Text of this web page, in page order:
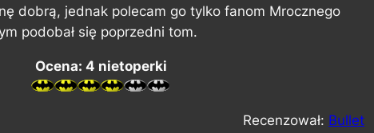
dobrą, jednak polecam go tylko fanom Mrocznego
podobał się poprzedni tom.
Ocena: 4 nietoperki
Recenzował: Bullet